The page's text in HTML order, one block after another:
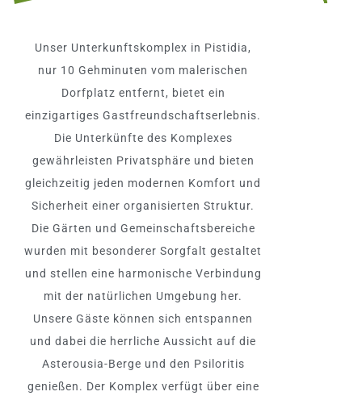
Unser Unterkunftskomplex in Pistidia,
nur 10 Gehminuten vom malerischen
Dorfplatz entfernt, bietet ein
einzigartiges Gastfreundschaftserlebnis.
Die Unterkünfte des Komplexes
gewährleisten Privatsphäre und bieten
gleichzeitig jeden modernen Komfort und
Sicherheit einer organisierten Struktur.
Die Gärten und Gemeinschaftsbereiche
wurden mit besonderer Sorgfalt gestaltet
und stellen eine harmonische Verbindung
mit der natürlichen Umgebung her.
Unsere Gäste können sich entspannen
und dabei die herrliche Aussicht auf die
Asterousia-Berge und den Psiloritis
genießen. Der Komplex verfügt über eine